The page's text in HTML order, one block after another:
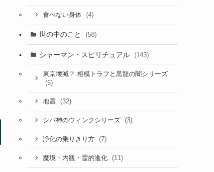
食べない身体 (4)
世の中のこと (58)
シャーマン・スピリチュアル (143)
東京壊滅？ 相模トラフと黒龍の闇シリーズ
(5)
地震 (32)
シバ神のウィンクシリーズ (3)
浄化の乗りきり方 (7)
魔境・内観・霊的進化 (11)